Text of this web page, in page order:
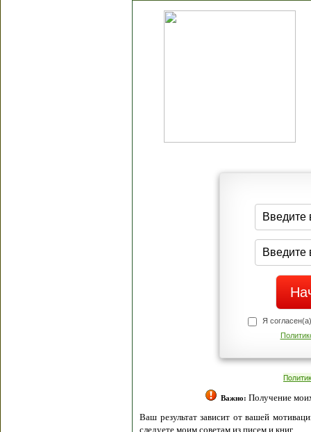
Я
Важно: Получение
Ваш результат зависит от вашей
следуете моим советам из писем и книг.